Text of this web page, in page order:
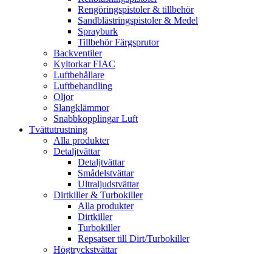
Rengöringspistoler & tillbehör
Sandblästringspistoler & Medel
Sprayburk
Tillbehör Färgsprutor
Backventiler
Kyltorkar FIAC
Luftbehållare
Luftbehandling
Oljor
Slangklämmor
Snabbkopplingar Luft
Tvättutrustning
Alla produkter
Detaljtvättar
Detaljtvättar
Smådelstvättar
Ultraljudstvättar
Dirtkiller & Turbokiller
Alla produkter
Dirtkiller
Turbokiller
Repsatser till Dirt/Turbokiller
Högtryckstvättar